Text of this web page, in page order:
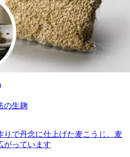
の生麹
りで丹念に仕上げた麦こうじ。麦
がっています